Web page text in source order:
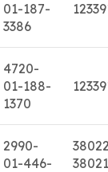
01-187-
3386
4720-
01-188-
1370
2990-
01-446-